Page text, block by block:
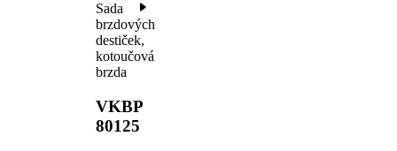
Sada
brzdových
destiček,
kotoučová
brzda
VKBP
80125